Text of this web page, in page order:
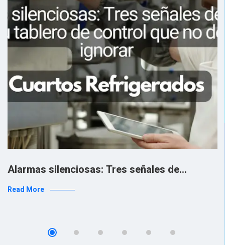
Alarmas silenciosas: Tres señales de…
Read More